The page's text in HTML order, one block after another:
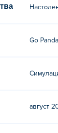
Go
август